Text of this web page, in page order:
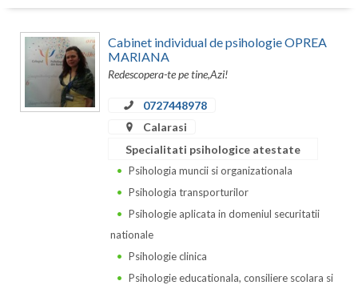
Calarasi
Caras-Severin
Cabinet individual de psihologie OPREA
MARIANA
Redescopera-te pe tine,Azi!
0727448978
Calarasi
Specialitati psihologice atestate
Psihologia muncii si organizationala
Psihologia transporturilor
Psihologie aplicata in domeniul securitatii
nationale
Psihologie clinica
Psihologie educationala, consiliere scolara si